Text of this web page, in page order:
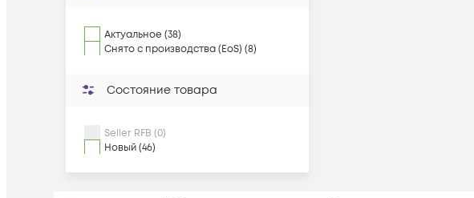
Актуальное (38)
Снято с производства (EoS) (8)
Состояние товара
Seller RFB (0)
Новый (46)